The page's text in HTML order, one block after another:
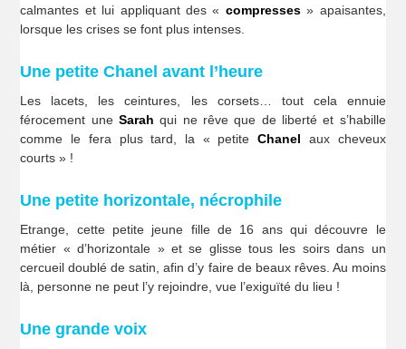
calmantes et lui appliquant des « compresses» apaisantes,
lorsque les crises se font plus intenses.
Une petite Chanel avant l’heure
Les lacets, les ceintures, les corsets… tout cela ennuie
férocement uneSarah qui ne rêve que de liberté et s’habille
comme le fera plus tard, la « petite Chanel aux cheveux
courts » !
Une petite horizontale, nécrophile
Etrange, cette petite jeune fille de 16 ans qui découvre le
métier « d’horizontale » et se glisse tous les soirs dans un
cercueil doublé de satin, afin d’y faire de beaux rêves. Au moins
là, personne ne peut l’y rejoindre, vue l’exiguïté du lieu !
Une grande voix